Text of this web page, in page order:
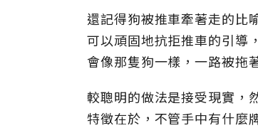
還記得狗被推車牽著走的比
可以頑固地抗拒推車的引導
會像那隻狗一樣，一路被拖
較聰明的做法是接受現實，
特徵在於，不管手中有什麼